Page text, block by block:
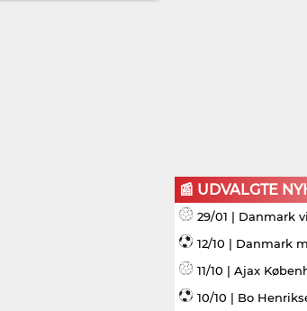
📰 UDVALGTE
29/01 | Danmark
12/10 | Danmark
11/10 | Ajax
10/10 | Bo